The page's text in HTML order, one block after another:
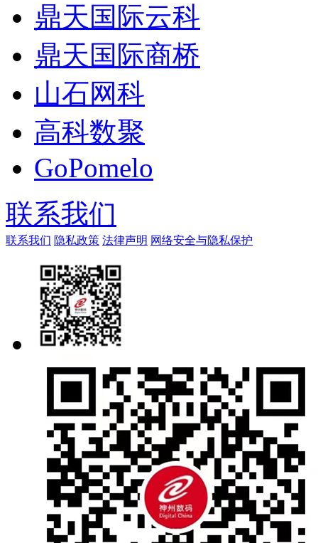
鼎天国际云科
鼎天国际商桥
山石网科
高科数聚
GoPomelo
联系我们
联系我们 隐私政策 法律声明 网络安全与隐私保护